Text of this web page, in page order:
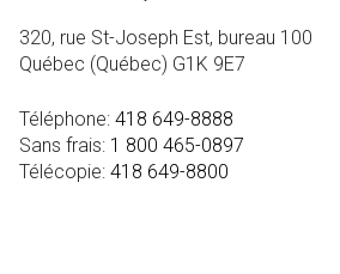
320, rue St-Joseph Est, bureau 100
Québec (Québec) G1K 9E7
Téléphone: 418 649-8888
Sans frais: 1 800 465-0897
Télécopie: 418 649-8800